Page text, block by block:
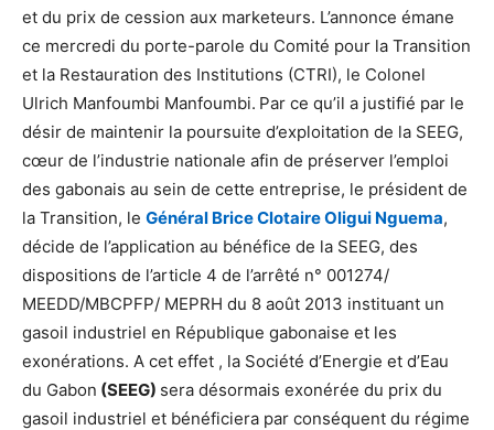
et du prix de cession aux marketeurs. L’annonce émane
ce mercredi du porte-parole du Comité pour la Transition
et la Restauration des Institutions (CTRI), le Colonel
Ulrich Manfoumbi Manfoumbi. Par ce qu’il a justifié par le
désir de maintenir la poursuite d’exploitation de la SEEG,
cœur de l’industrie nationale afin de préserver l’emploi
des gabonais au sein de cette entreprise, le président de
la Transition, le Général Brice Clotaire Oligui Nguema,
décide de l’application au bénéfice de la SEEG, des
dispositions de l’article 4 de l’arrêté n° 001274/
MEEDD/MBCPFP/ MEPRH du 8 août 2013 instituant un
gasoil industriel en République gabonaise et les
exonérations. A cet effet , la Société d’Energie et d’Eau
du Gabon (SEEG) sera désormais exonérée du prix du
gasoil industriel et bénéficiera par conséquent du régime